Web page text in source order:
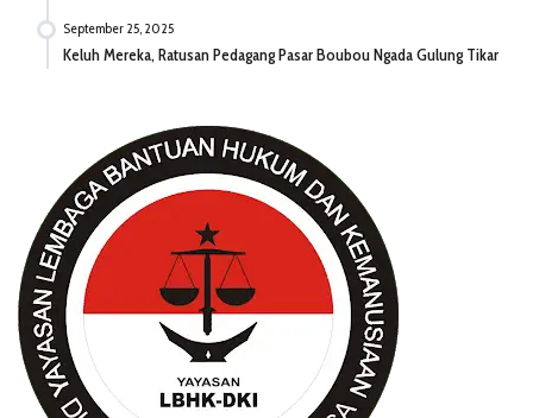
September 25, 2025
Keluh Mereka, Ratusan Pedagang Pasar Boubou Ngada Gulung Tikar